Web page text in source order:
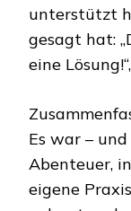
unterstützt
gesagt hat:
eine
Es war –
Abenteuer,
eigene